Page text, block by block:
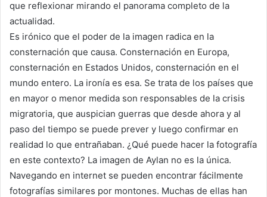
que reflexionar mirando el panorama completo de la
actualidad.
Es irónico que el poder de la imagen radica en la
consternación que causa. Consternación en Europa,
consternación en Estados Unidos, consternación en el
mundo entero. La ironía es esa. Se trata de los países que
en mayor o menor medida son responsables de la crisis
migratoria, que auspician guerras que desde ahora y al
paso del tiempo se puede prever y luego confirmar en
realidad lo que entrañaban. ¿Qué puede hacer la fotografía
en este contexto? La imagen de Aylan no es la única.
Navegando en internet se pueden encontrar fácilmente
fotografías similares por montones. Muchas de ellas han